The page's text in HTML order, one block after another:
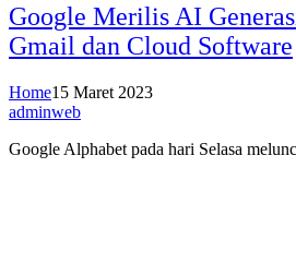
Google Merilis AI
Gmail dan Cloud Software
Home15 Maret 2023
adminweb
Google Alphabet pada hari Selasa